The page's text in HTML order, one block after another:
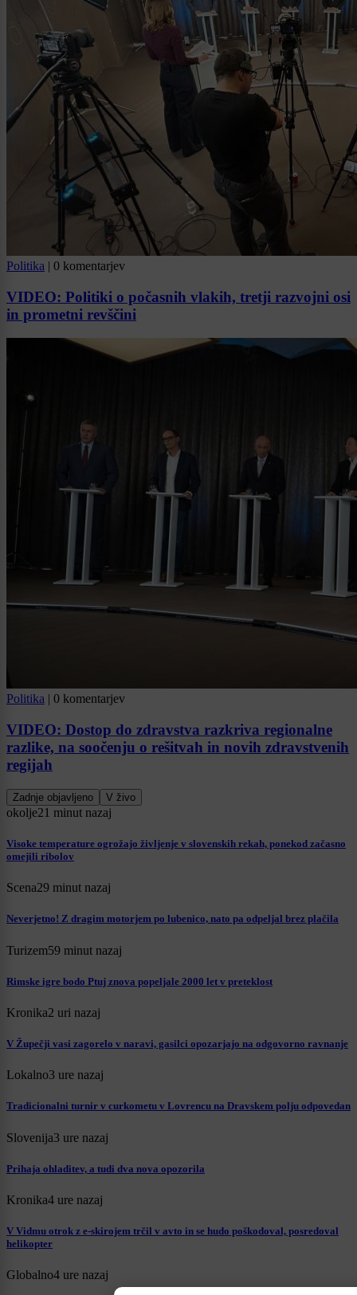
Politika | 0 komentarjev
VIDEO: Politiki o počasnih vlakih, tretji razvojni osi
in prometni revščini
Politika | 0 komentarjev
VIDEO: Dostop do zdravstva razkriva regionalne
razlike, na soočenju o rešitvah in novih zdravstvenih
regijah
Zadnje objavljeno V živo
okolje21 minut nazaj
Visoke temperature ogrožajo življenje v slovenskih rekah, ponekod začasno
omejili ribolov
Scena29 minut nazaj
Neverjetno! Z dragim motorjem po lubenico, nato pa odpeljal brez plačila
Turizem59 minut nazaj
Rimske igre bodo Ptuj znova popeljale 2000 let v preteklost
Kronika2 uri nazaj
V Župečji vasi zagorelo v naravi, gasilci opozarjajo na odgovorno ravnanje
Lokalno3 ure nazaj
Tradicionalni turnir v curkometu v Lovrencu na Dravskem polju odpovedan
Slovenija3 ure nazaj
Prihaja ohladitev, a tudi dva nova opozorila
Kronika4 ure nazaj
V Vidmu otrok z e-skirojem trčil v avto in se hudo poškodoval, posredoval
helikopter
Globalno4 ure nazaj